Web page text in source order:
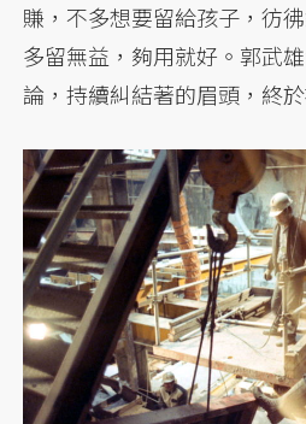
賺，不多想要留給孩子，彷
多留無益，夠用就好。郭武
論，持續糾結著的眉頭，終